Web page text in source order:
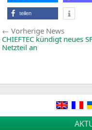
teilen
Vorherige NewsVorherige
News:
CHIEFTEC kündigt neues
Netzteil an